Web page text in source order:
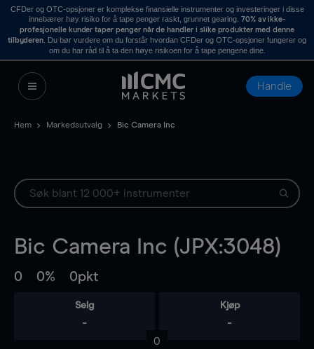
CFDer og OTC-opsjoner er komplekse finansielle instrumenter og investeringer i disse
innebærer høy risiko for å tape penger raskt, grunnet gearing. 70% av ikke-
profesjonelle kunder taper penger når de handler i slike produkter med denne
tilbyderen . Du bør vurdere om du forstår hvordan CFDer og OTC-opsjoner fungerer og
om du har råd til å ta den høye risikoen for å tape pengene dine.
Handle
Hem Markedsutvalg Bic Camera Inc
Bic Camera Inc (JPX:3048)
0 0% 0pkt
Selg
-
Kjøp
-
0